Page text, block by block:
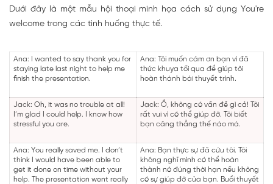
Dưới đây là một mẫu hội thoại minh họa cách sử dụng You're
welcome trong các tình huống thực tế.
Ana: I wanted to say thank you for
staying late last night to help me
finish the presentation.
Ana: Tôi muốn cảm ơn bạn vì đã
thức khuya tối qua để giúp tôi
hoàn thành bài thuyết trình.
Jack: Oh, it was no trouble at all!
I’m glad I could help. I know how
stressful you are.
Jack: Ồ, không có vấn đề gì cả! Tôi
rất vui vì có thể giúp đỡ. Tôi biết
bạn căng thẳng thế nào mà.
Ana: You really saved me. I don’t
think I would have been able to
get it done on time without your
help. The presentation went really
Ana: Bạn thực sự đã cứu tôi. Tôi
không nghĩ mình có thể hoàn
thành nó đúng thời hạn nếu không
có sự giúp đỡ của bạn. Buổi thuyết